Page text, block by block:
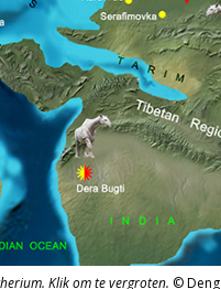
Klik om te vergroten. © Deng